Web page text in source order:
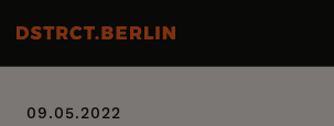
09.05.2022